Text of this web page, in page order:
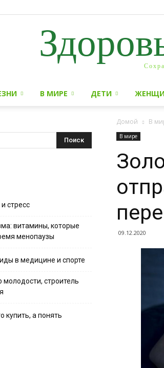
В МИРЕ ДЕТИ
Домой В
В мире
09.12.2020
стресс
витамины, которые
менопаузы
в медицине и спорте
молодости, строитель
купить, а понять